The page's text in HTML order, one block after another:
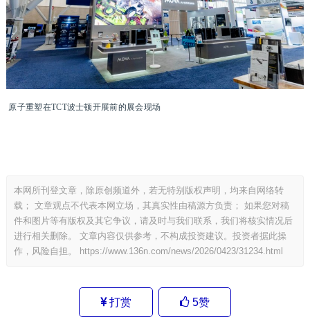
原子重塑在TCT波士顿开展前的展会现场
本网所刊登文章，除原创频道外，若无特别版权声明，均来自网络转
载； 文章观点不代表本网立场，其真实性由稿源方负责； 如果您对稿
件和图片等有版权及其它争议，请及时与我们联系，我们将核实情况后
进行相关删除。 文章内容仅供参考，不构成投资建议。投资者据此操
作，风险自担。 https://www.136n.com/news/2026/0423/31234.html
打赏 5赞